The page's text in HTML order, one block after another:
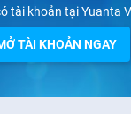
tài khoản tại Yuanta
TÀI KHOẢN NGAY